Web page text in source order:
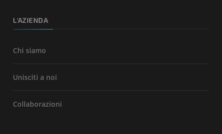
L'AZIENDA
Chi siamo
Unisciti a noi
Collaborazioni